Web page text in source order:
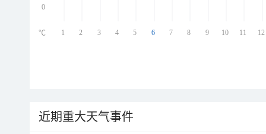
0
1 2 3 4 5 6 7 8 9 10 11 12
℃
近期重大天气事件